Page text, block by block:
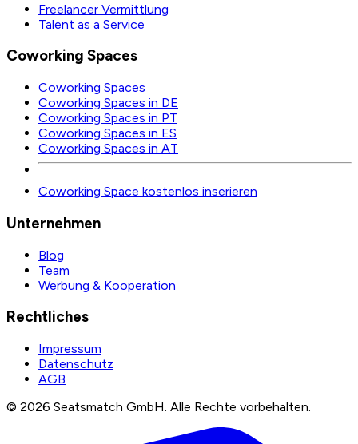
Freelancer Vermittlung
Talent as a Service
Coworking Spaces
Coworking Spaces
Coworking Spaces in DE
Coworking Spaces in PT
Coworking Spaces in ES
Coworking Spaces in AT
Coworking Space kostenlos inserieren
Unternehmen
Blog
Team
Werbung & Kooperation
Rechtliches
Impressum
Datenschutz
AGB
© 2026 Seatsmatch GmbH. Alle Rechte vorbehalten.